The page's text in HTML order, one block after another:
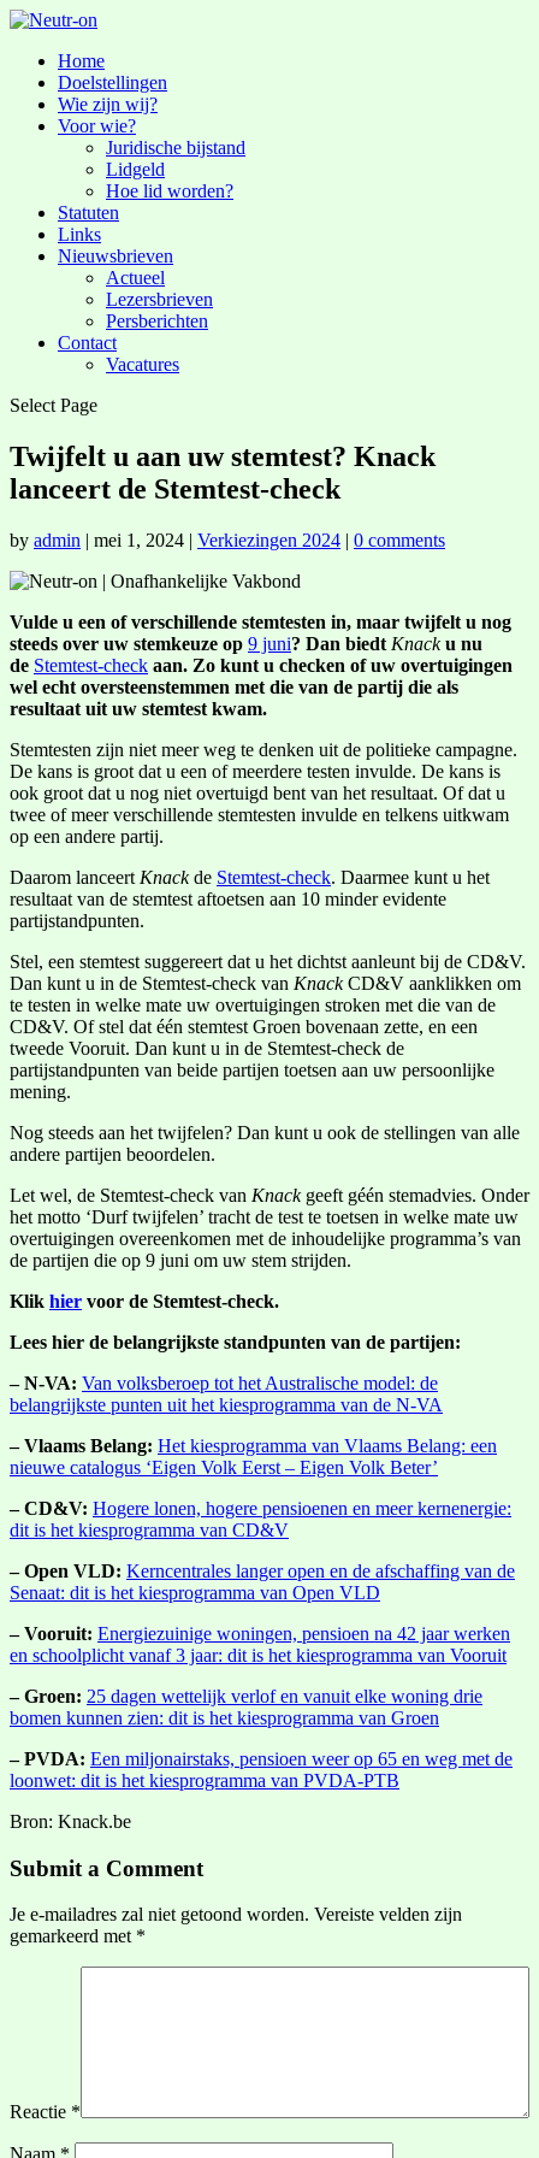
Home
Doelstellingen
Wie zijn wij?
Voor wie?
Juridische bijstand
Lidgeld
Hoe lid worden?
Statuten
Links
Nieuwsbrieven
Actueel
Lezersbrieven
Persberichten
Contact
Vacatures
Select Page
Twijfelt u aan uw stemtest? Knack
lanceert de Stemtest-check
by admin | mei 1, 2024 | Verkiezingen 2024 | 0 comments
Vulde u een of verschillende stemtesten in, maar twijfelt u nog
steeds over uw stemkeuze op 9 juni? Dan biedt Knacku nu
de Stemtest-check aan. Zo kunt u checken of uw overtuigingen
wel echt oversteenstemmen met die van de partij die als
resultaat uit uw stemtest kwam.
Stemtesten zijn niet meer weg te denken uit de politieke campagne.
De kans is groot dat u een of meerdere testen invulde. De kans is
ook groot dat u nog niet overtuigd bent van het resultaat. Of dat u
twee of meer verschillende stemtesten invulde en telkens uitkwam
op een andere partij.
Daarom lanceert Knackde Stemtest-check. Daarmee kunt u het
resultaat van de stemtest aftoetsen aan 10 minder evidente
partijstandpunten.
Stel, een stemtest suggereert dat u het dichtst aanleunt bij de CD&V.
Dan kunt u in de Stemtest-check van KnackCD&V aanklikken om
te testen in welke mate uw overtuigingen stroken met die van de
CD&V. Of stel dat één stemtest Groen bovenaan zette, en een
tweede Vooruit. Dan kunt u in de Stemtest-check de
partijstandpunten van beide partijen toetsen aan uw persoonlijke
mening.
Nog steeds aan het twijfelen? Dan kunt u ook de stellingen van alle
andere partijen beoordelen.
Let wel, de Stemtest-check van Knackgeeft géén stemadvies. Onder
het motto ‘Durf twijfelen’ tracht de test te toetsen in welke mate uw
overtuigingen overeenkomen met de inhoudelijke programma’s van
de partijen die op 9 juni om uw stem strijden.
Klik hier voor de Stemtest-check.
Lees hier de belangrijkste standpunten van de partijen:
– N-VA: Van volksberoep tot het Australische model: de
belangrijkste punten uit het kiesprogramma van de N-VA
– Vlaams Belang: Het kiesprogramma van Vlaams Belang: een
nieuwe catalogus ‘Eigen Volk Eerst – Eigen Volk Beter’
– CD&V: Hogere lonen, hogere pensioenen en meer kernenergie:
dit is het kiesprogramma van CD&V
– Open VLD: Kerncentrales langer open en de afschaffing van de
Senaat: dit is het kiesprogramma van Open VLD
– Vooruit: Energiezuinige woningen, pensioen na 42 jaar werken
en schoolplicht vanaf 3 jaar: dit is het kiesprogramma van Vooruit
– Groen: 25 dagen wettelijk verlof en vanuit elke woning drie
bomen kunnen zien: dit is het kiesprogramma van Groen
– PVDA: Een miljonairstaks, pensioen weer op 65 en weg met de
loonwet: dit is het kiesprogramma van PVDA-PTB
Bron: Knack.be
Submit a Comment
Je e-mailadres zal niet getoond worden. Vereiste velden zijn
gemarkeerd met *
Reactie *